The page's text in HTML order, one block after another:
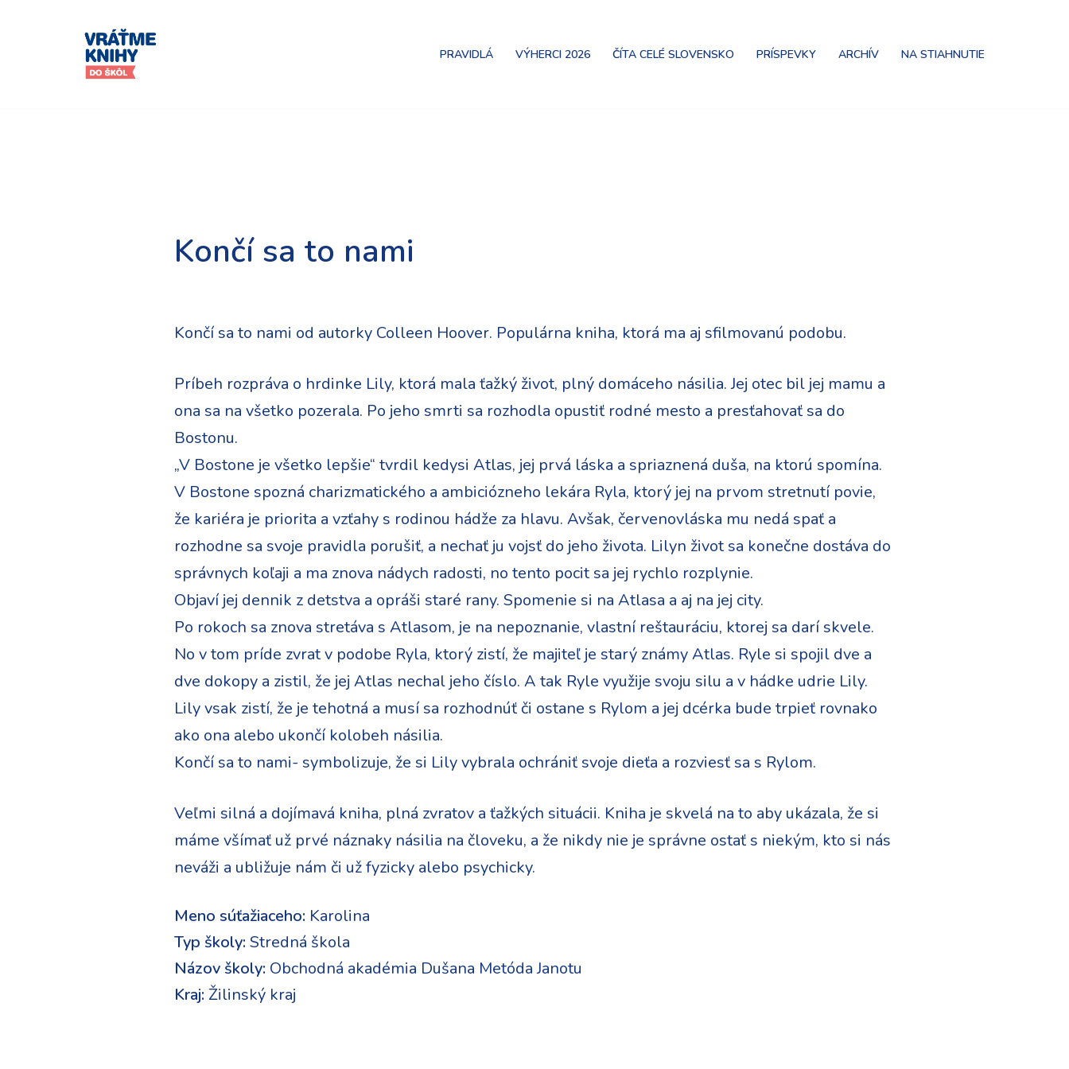
PRAVIDLÁ VÝHERCI 2026 ČÍTA CELÉ SLOVENSKO PRÍSPEVKY ARCHÍV NA STIAHNUTIE
Končí sa to nami
Končí sa to nami od autorky Colleen Hoover. Populárna kniha, ktorá ma aj sfilmovanú podobu.
Príbeh rozpráva o hrdinke Lily, ktorá mala ťažký život, plný domáceho násilia. Jej otec bil jej mamu a
ona sa na všetko pozerala. Po jeho smrti sa rozhodla opustiť rodné mesto a presťahovať sa do
Bostonu.
„V Bostone je všetko lepšie“ tvrdil kedysi Atlas, jej prvá láska a spriaznená duša, na ktorú spomína.
V Bostone spozná charizmatického a ambiciózneho lekára Ryla, ktorý jej na prvom stretnutí povie,
že kariéra je priorita a vzťahy s rodinou hádže za hlavu. Avšak, červenovláska mu nedá spať a
rozhodne sa svoje pravidla porušiť, a nechať ju vojsť do jeho života. Lilyn život sa konečne dostáva do
správnych koľaji a ma znova nádych radosti, no tento pocit sa jej rychlo rozplynie.
Objaví jej dennik z detstva a opráši staré rany. Spomenie si na Atlasa a aj na jej city.
Po rokoch sa znova stretáva s Atlasom, je na nepoznanie, vlastní reštauráciu, ktorej sa darí skvele.
No v tom príde zvrat v podobe Ryla, ktorý zistí, že majiteľ je starý známy Atlas. Ryle si spojil dve a
dve dokopy a zistil, že jej Atlas nechal jeho číslo. A tak Ryle využije svoju silu a v hádke udrie Lily.
Lily vsak zistí, že je tehotná a musí sa rozhodnúť či ostane s Rylom a jej dcérka bude trpieť rovnako
ako ona alebo ukončí kolobeh násilia.
Končí sa to nami- symbolizuje, že si Lily vybrala ochrániť svoje dieťa a rozviesť sa s Rylom.
Veľmi silná a dojímavá kniha, plná zvratov a ťažkých situácii. Kniha je skvelá na to aby ukázala, že si
máme všímať už prvé náznaky násilia na človeku, a že nikdy nie je správne ostať s niekým, kto si nás
neváži a ubližuje nám či už fyzicky alebo psychicky.
Meno súťažiaceho: Karolina
Typ školy: Stredná škola
Názov školy: Obchodná akadémia Dušana Metóda Janotu
Kraj: Žilinský kraj